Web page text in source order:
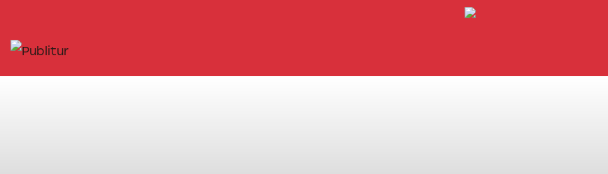
INDUSTRIA TURÍSTICA